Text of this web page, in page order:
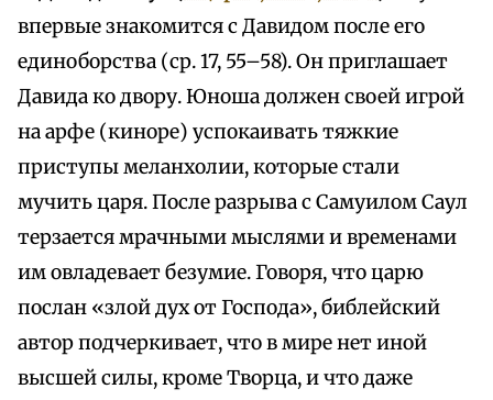
впервые знакомится с Давидом после его
единоборства (ср. 17, 55–58). Он приглашает
Давида ко двору. Юноша должен своей игрой
на арфе (киноре) успокаивать тяжкие
приступы меланхолии, которые стали
мучить царя. После разрыва с Самуилом Саул
терзается мрачными мыслями и временами
им овладевает безумие. Говоря, что царю
послан «злой дух от Господа», библейский
автор подчеркивает, что в мире нет иной
высшей силы, кроме Творца, и что даже